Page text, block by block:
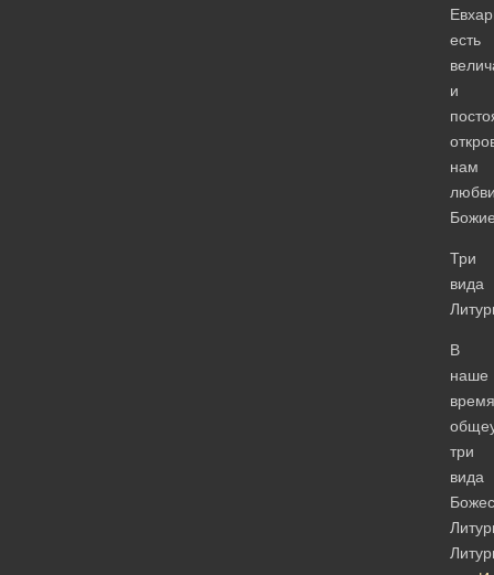
есть
и
нам
Три
вида
В
наше
время
три
вида